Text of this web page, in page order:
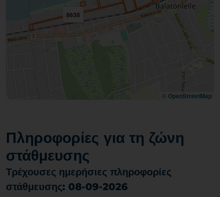
8638
© OpenStreetMap
Πληροφορίες για τη ζώνη
στάθμευσης
Τρέχουσες ημερήσιες πληροφορίες
στάθμευσης: 08-09-2026